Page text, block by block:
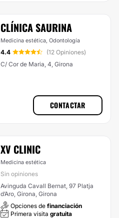
CLÍNICA SAURINA
Medicina estética, Odontología
4.4
(12 Opiniones)
C/ Cor de Maria, 4, Girona
CONTACTAR
XV CLINIC
Medicina estética
Sin opiniones
Avinguda Cavall Bernat, 97 Platja
d’Aro, Girona, Girona
Opciones de financiación
Primera visita gratuita